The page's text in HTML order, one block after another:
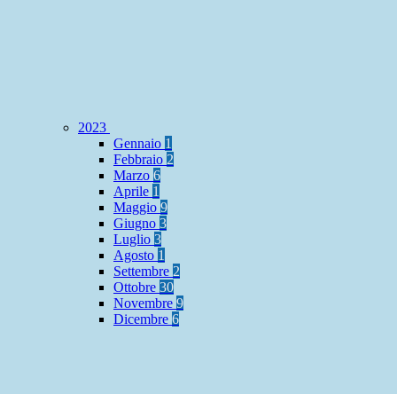
2023
Gennaio 1
Febbraio 2
Marzo 6
Aprile 1
Maggio 9
Giugno 3
Luglio 3
Agosto 1
Settembre 2
Ottobre 30
Novembre 9
Dicembre 6